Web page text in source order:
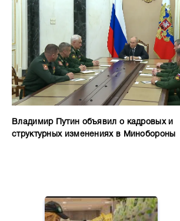
Владимир Путин объявил о кадровых и
структурных изменениях в Минобороны